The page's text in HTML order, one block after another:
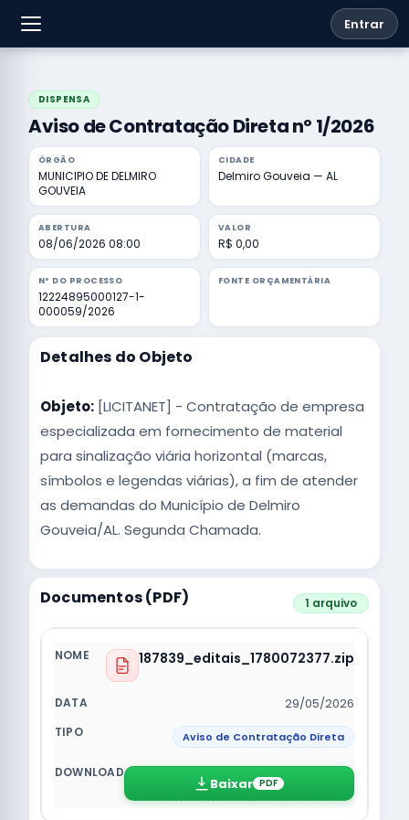
Entrar
DISPENSA
Aviso de Contratação Direta nº 1/2026
ÓRGÃO
MUNICIPIO DE DELMIRO
GOUVEIA
CIDADE
Delmiro Gouveia — AL
ABERTURA
08/06/2026 08:00
VALOR
R$ 0,00
Nº DO PROCESSO
12224895000127-1-
000059/2026
FONTE ORÇAMENTÁRIA
Detalhes do Objeto
Objeto: [LICITANET] - Contratação de empresa
especializada em fornecimento de material
para sinalização viária horizontal (marcas,
símbolos e legendas viárias), a fim de atender
as demandas do Município de Delmiro
Gouveia/AL. Segunda Chamada.
Documentos (PDF) 1 arquivo
187839_editais_1780072377.zip
29/05/2026
Aviso de Contratação Direta
Baixar PDF